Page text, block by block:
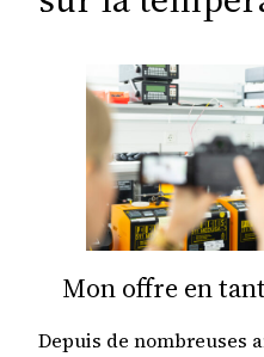
Mon offre en
Depuis de nombreuses